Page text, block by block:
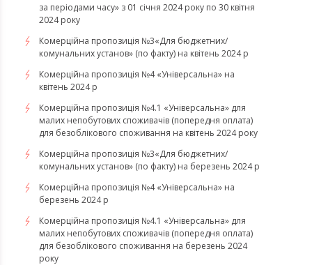
за періодами часу» з 01 січня 2024 року по 30 квітня
2024 року
Комерційна пропозиція №3«Для бюджетних/
комунальних установ» (по факту) на квітень 2024 р
Комерційна пропозиція №4 «Універсальна» на
квітень 2024 р
Комерційна пропозиція №4.1 «Універсальна» для
малих непобутових споживачів (попередня оплата)
для безоблікового споживання на квітень 2024 року
Комерційна пропозиція №3«Для бюджетних/
комунальних установ» (по факту) на березень 2024 р
Комерційна пропозиція №4 «Універсальна» на
березень 2024 р
Комерційна пропозиція №4.1 «Універсальна» для
малих непобутових споживачів (попередня оплата)
для безоблікового споживання на березень 2024
року